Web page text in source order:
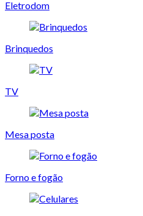
Eletrodom
Brinquedos
TV
Mesa posta
Forno e fogão